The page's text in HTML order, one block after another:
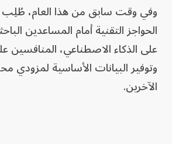
وفي وقت سابق من هذا العام،
الحواجز التقنية أمام المساعدين
على الذكاء الاصطناعي، المنافسين
وتوفير البيانات الأساسية لمزودي
الآخرين.